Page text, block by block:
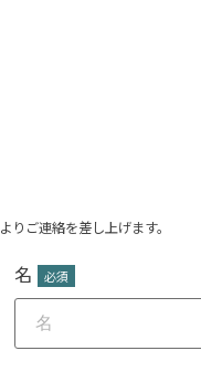
ご連絡を差し上げます。
名